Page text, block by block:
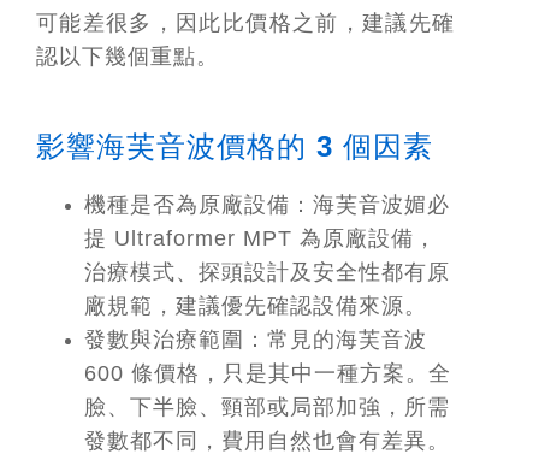
可能差很多，因此比價格之前，建議先確
認以下幾個重點。
影響海芙音波價格的 3 個因素
機種是否為原廠設備： 海芙音波媚必
提 Ultraformer MPT 為原廠設備，
治療模式、探頭設計及安全性都有原
廠規範，建議優先確認設備來源。
發數與治療範圍： 常見的海芙音波
600 條價格，只是其中一種方案。全
臉、下半臉、頸部或局部加強，所需
發數都不同，費用自然也會有差異。